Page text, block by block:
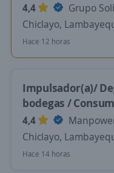
4,4
Grupo
Chiclayo,
Hace 12 horas
Impulsador(a)/
bodegas /
4,4
Chiclayo,
Hace 14 horas